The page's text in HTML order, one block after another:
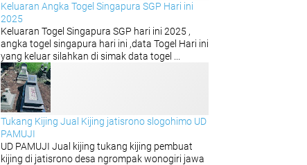
Keluaran Angka Togel Singapura SGP Hari ini
2025
Keluaran Togel Singapura SGP hari ini 2025 ,
angka togel singapura hari ini ,data Togel Hari ini
yang keluar silahkan di simak data togel ...
Tukang Kijing Jual Kijing jatisrono slogohimo UD
PAMUJI
UD PAMUJI Jual kijing tukang kijing pembuat
kijing di jatisrono desa ngrompak wonogiri jawa